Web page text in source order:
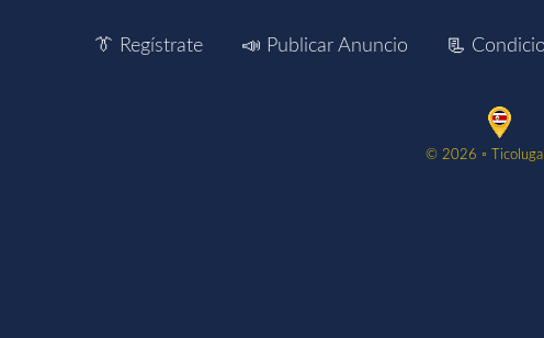
👔 Regístrate 📣 Publicar Anuncio 📃
©️ 2026 ▫️